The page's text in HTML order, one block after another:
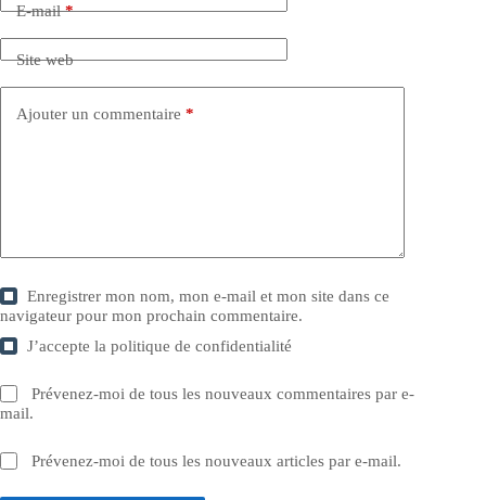
E-mail*
Site web
Ajouter un commentaire *
Enregistrer mon nom, mon e-mail et mon site dans ce
navigateur pour mon prochain commentaire.
J’accepte lapolitique de confidentialité
Prévenez-moi de tous les nouveaux commentaires par e-
mail.
Prévenez-moi de tous les nouveaux articles par e-mail.